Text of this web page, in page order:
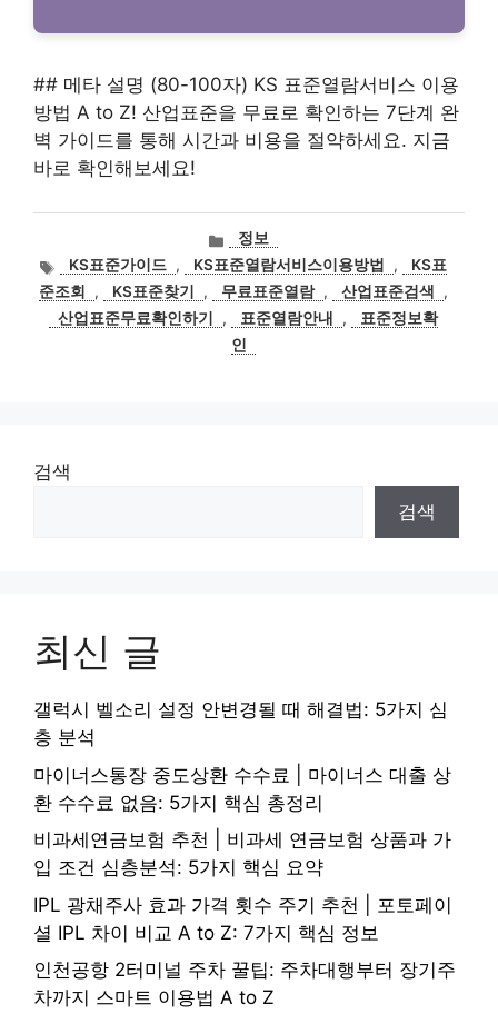
## 메타 설명 (80-100자) KS 표준열람서비스 이용
방법 A to Z! 산업표준을 무료로 확인하는 7단계 완
벽 가이드를 통해 시간과 비용을 절약하세요. 지금
바로 확인해보세요!
카
테
고
리
정보
태
그
KS표준가이드 , KS표준열람서비스이용방법 ,
KS표
준조회
, KS표준찾기 , 무료표준열람 , 산업표준검색
,
산업표준무료확인하기
, 표준열람안내 ,
표준정보확
인
검색
검색
최신 글
갤럭시 벨소리 설정 안변경될 때 해결법: 5가지 심
층 분석
마이너스통장 중도상환 수수료 | 마이너스 대출 상
환 수수료 없음: 5가지 핵심 총정리
비과세연금보험 추천 | 비과세 연금보험 상품과 가
입 조건 심층분석: 5가지 핵심 요약
IPL 광채주사 효과 가격 횟수 주기 추천 | 포토페이
셜 IPL 차이 비교 A to Z: 7가지 핵심 정보
인천공항 2터미널 주차 꿀팁: 주차대행부터 장기주
차까지 스마트 이용법 A to Z